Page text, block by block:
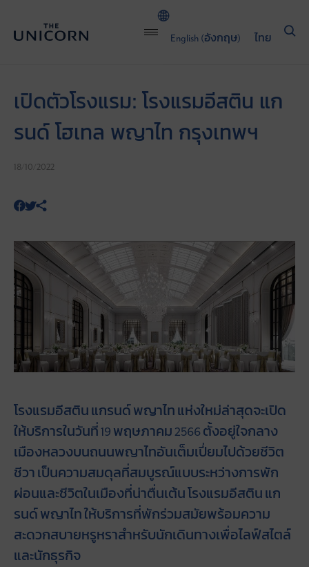
English (อังกฤษ) ไทย
เปิดตัวโรงแรม: โรงแรมอีสติน แก
รนด์ โฮเทล พญาไท กรุงเทพฯ
18/10/2022
โรงแรมอีสติน แกรนด์ พญาไท แห่งใหม่ล่าสุดจะเปิด
ให้บริการในวันที่ 19 พฤษภาคม 2566 ตั้งอยู่ใจกลาง
เมืองหลวงบนถนนพญาไทอันเต็มเปี่ยมไปด้วยชีวิต
ชีวา เป็นความสมดุลที่สมบูรณ์แบบระหว่างการพัก
ผ่อนและชีวิตในเมืองที่น่าตื่นเต้น โรงแรมอีสติน แก
รนด์ พญาไท ให้บริการที่พักร่วมสมัยพร้อมความ
สะดวกสบายหรูหราสำหรับนักเดินทางเพื่อไลฟ์สไตล์
และนักธุรกิจ